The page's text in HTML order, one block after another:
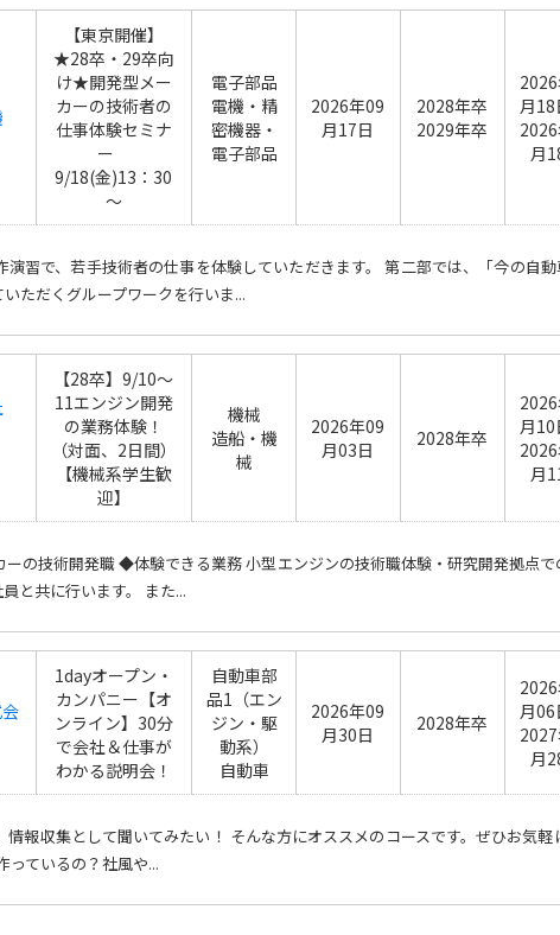
【東京開催】
★28卒・29卒向
け★開発型メー
カーの技術者の
仕事体験セミナ
ー
9/18(金)13：30
～
電子部品
電機・精
密機器・
電子部品
2026年09
月17日
2028年卒
2029年卒
月18
月
演習で、若手技術者の仕事を体験していただきます。 第二部では、「今の自
ただくグループワークを行いま...
【28卒】9/10～
11エンジン開発
の業務体験！
（対面、2日間）
【機械系学生歓
迎】
機械
造船・機
械
2026年09
月03日
2028年卒
月10
月
の技術開発職 ◆体験できる業務 小型エンジンの技術職体験・研究開発拠点
と共に行います。 また...
1dayオープン・
カンパニー【オ
ンライン】30分
で会社＆仕事が
わかる説明会！
自動車部
品1（エン
ジン・駆
動系）
自動車
2026年09
月30日
2028年卒
月06
月
情報収集として聞いてみたい！ そんな方にオススメのコースです。ぜひお気
ているの？社風や...